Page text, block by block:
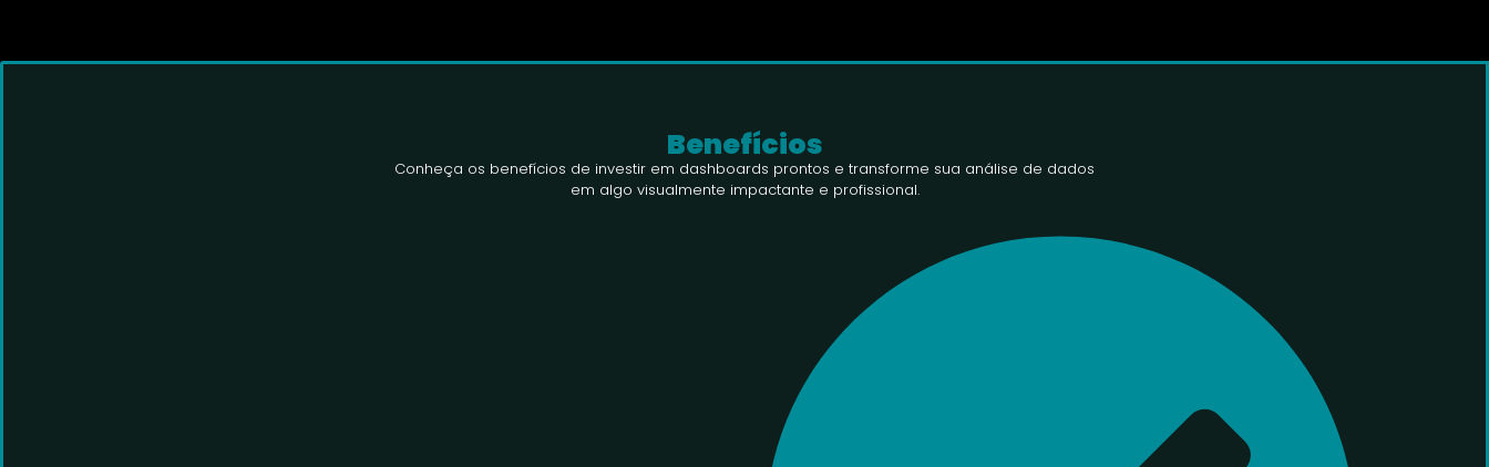
Benefícios
Conheça os benefícios de investir em dashboards prontos e transforme sua análise de dados
em algo visualmente impactante e profissional.